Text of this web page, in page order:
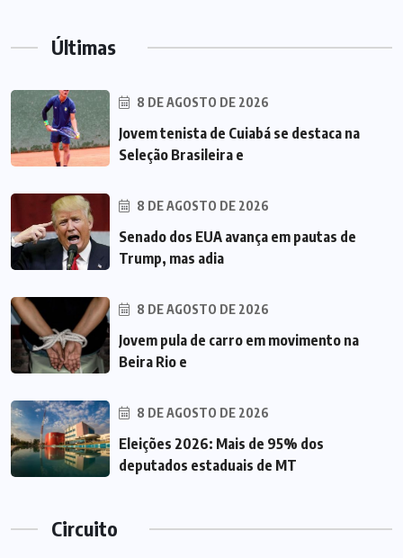
Últimas
8 DE AGOSTO DE 2026
Jovem tenista de Cuiabá se destaca na
Seleção Brasileira e
8 DE AGOSTO DE 2026
Senado dos EUA avança em pautas de
Trump, mas adia
8 DE AGOSTO DE 2026
Jovem pula de carro em movimento na
Beira Rio e
8 DE AGOSTO DE 2026
Eleições 2026: Mais de 95% dos
deputados estaduais de MT
Circuito